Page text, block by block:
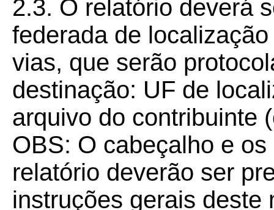
2.3. O relatório deverá
federada de
vias, que serão
destinação: UF de
arquivo do contribuinte
OBS: O cabeçalho e
relatório deverão ser
instruções gerais deste